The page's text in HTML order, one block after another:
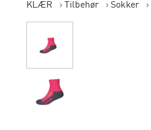
KLÆR Tilbehør Sokker